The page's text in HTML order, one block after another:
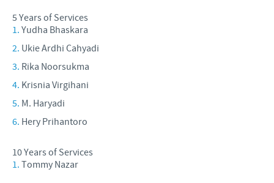
5 Years of Services
Yudha Bhaskara
Ukie Ardhi Cahyadi
Rika Noorsukma
Krisnia Virgihani
M. Haryadi
Hery Prihantoro
10 Years of Services
Tommy Nazar